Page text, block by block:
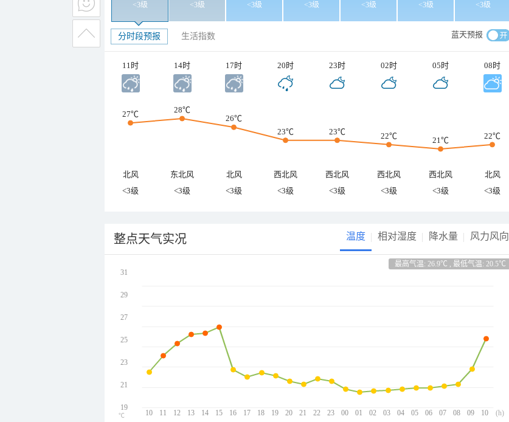
<3级 <3级 <3级 <3级 <3级 <3级 <3级
分时段预报 生活指数 蓝天预报
11时 14时 17时 20时 23时 02时 05时 08时
27℃
28℃
26℃
23℃
23℃ 22℃ 21℃ 22℃
北风 东北风 北风 西北风 西北风 西北风 西北风
北风
<3级
<3级 <3级 <3级 <3级 <3级 <3级 <3级
整点天气实况 温度 相对湿度 降水量 风力风向
最高气温: 26.9℃ , 最低气温: 20.5℃
10 11 12 13 14 15 16 17 18 19 20 21 22 23 00 01 02 03 04 05 06 07 08 09 10
31
29
27
25
23
21
19
(h)
℃